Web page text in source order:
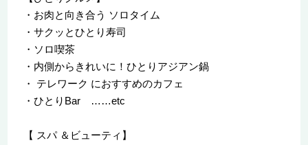
・お肉と向き合う ソロタイム
・サクッとひとり寿司
・ソロ喫茶
・内側からきれいに！ひとりアジアン鍋
・ テレワーク におすすめのカフェ
・ひとりBar ……etc
【 スパ ＆ビューティ】